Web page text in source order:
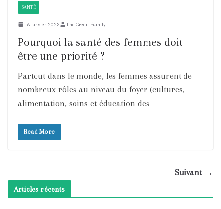
SANTÉ
16 janvier 2023 The Green Family
Pourquoi la santé des femmes doit
être une priorité ?
Partout dans le monde, les femmes assurent de
nombreux rôles au niveau du foyer (cultures,
alimentation, soins et éducation des
Read More
Suivant →
Articles récents